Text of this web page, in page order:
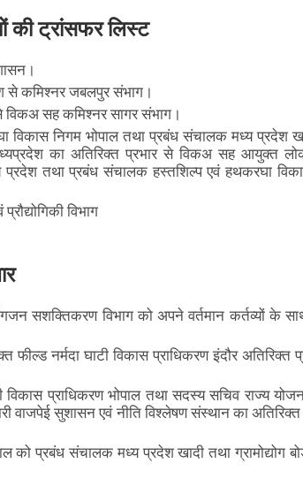
की ट्रांसफर लिस्ट
से कमिश्नर जबलपुर संभाग।
विकअ सह कमिश्नर सागर संभाग।
विकास निगम भोपाल तथा प्रबंध संचालक मध्य प्रदेश
का अतिरिक्त प्रभार से विकअ सह आयुक्त
तथा प्रबंध संचालक हस्तशिल्प एवं हथकरघा
विभाग
सशक्तिकरण विभाग को अपने वर्तमान कर्तव्यों के
नर्मदा घाटी विकास प्राधिकरण इंदौर अतिरिक्त
प्राधिकरण भोपाल तथा सदस्य सचिव राज्य
वाजपेई सुशासन एवं नीति विश्लेषण संस्थान का अतिरिक्त
को प्रबंध संचालक मध्य प्रदेश खादी तथा ग्रामोद्योग